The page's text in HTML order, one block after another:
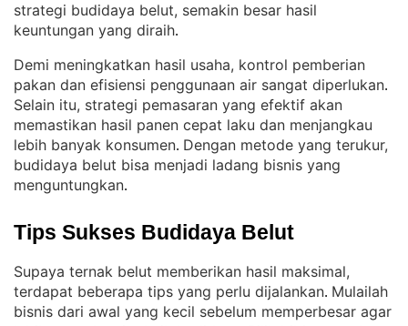
strategi budidaya belut, semakin besar hasil
keuntungan yang diraih.
Demi meningkatkan hasil usaha, kontrol pemberian
pakan dan efisiensi penggunaan air sangat diperlukan
Selain itu, strategi pemasaran yang efektif akan
memastikan hasil panen cepat laku dan menjangkau
lebih banyak konsumen. Dengan metode yang terukur,
budidaya belut bisa menjadi ladang bisnis yang
menguntungkan.
Tips Sukses Budidaya Belut
Supaya ternak belut memberikan hasil maksimal,
terdapat beberapa tips yang perlu dijalankan. Mulailah
bisnis dari awal yang kecil sebelum memperbesar agar